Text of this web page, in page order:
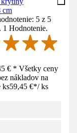
cm
5 z 5
1 Hodnotenie.
€ * Všetky ceny
nákladov na
ks59,45 €*/ ks